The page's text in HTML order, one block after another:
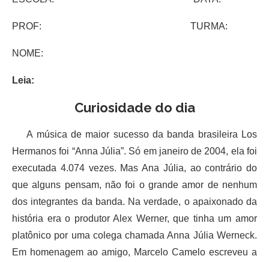
PROF: TURMA:
NOME:
Leia:
Curiosidade do dia
A música de maior sucesso da banda brasileira Los
Hermanos foi “Anna Júlia”. Só em janeiro de 2004, ela foi
executada 4.074 vezes. Mas Ana Júlia, ao contrário do
que alguns pensam, não foi o grande amor de nenhum
dos integrantes da banda. Na verdade, o apaixonado da
história era o produtor Alex Werner, que tinha um amor
platônico por uma colega chamada Anna Júlia Werneck.
Em homenagem ao amigo, Marcelo Camelo escreveu a